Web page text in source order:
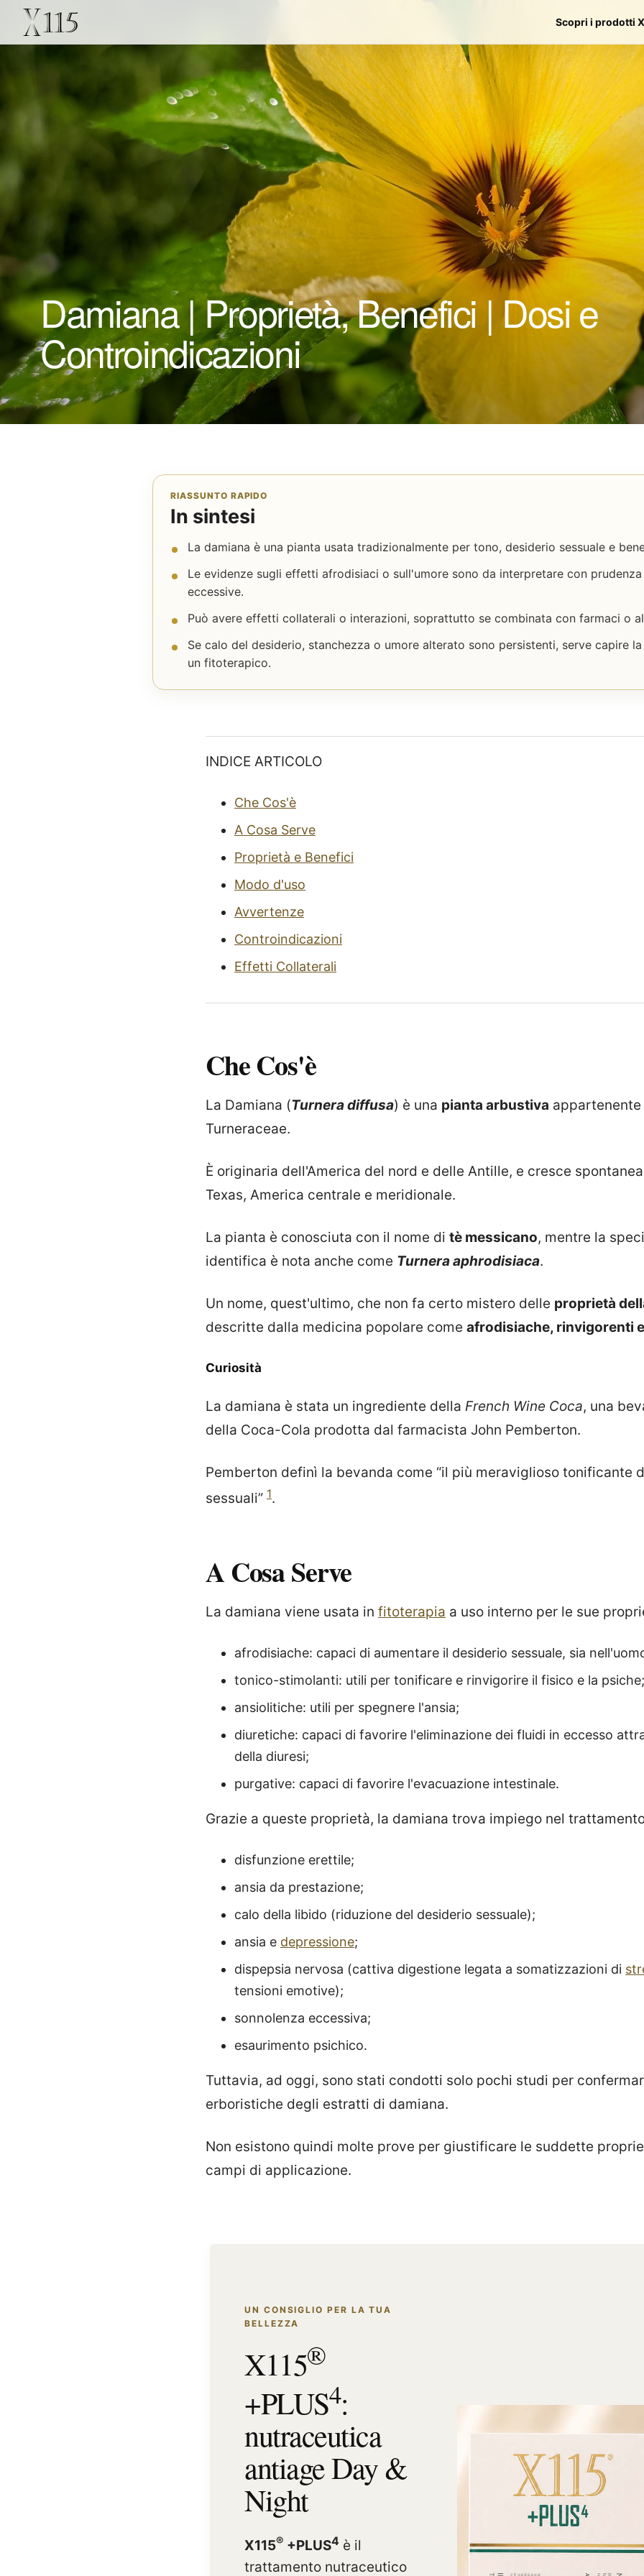
Scopri i prodotti
Damiana | Proprietà, Benefici | Dosi e
Controindicazioni
RIASSUNTO RAPIDO
In sintesi
La damiana è una pianta usata tradizionalmente per tono, desiderio sessuale e
Le evidenze sugli effetti afrodisiaci o sull'umore sono da interpretare con
eccessive.
Può avere effetti collaterali o interazioni, soprattutto se combinata con farmaci o
Se calo del desiderio, stanchezza o umore alterato sono persistenti, serve capire
un fitoterapico.
INDICE ARTICOLO
Che Cos'è
A Cosa Serve
Proprietà e Benefici
Modo d'uso
Avvertenze
Controindicazioni
Effetti Collaterali
Che Cos'è
La Damiana (Turnera diffusa) è una pianta arbustiva
Turneraceae.
È originaria dell'America del nord e delle Antille, e cresce
Texas, America centrale e meridionale.
La pianta è conosciuta con il nome di tè messicano, mentre la
identifica è nota anche come Turnera aphrodisiaca.
Un nome, quest'ultimo, che non fa certo mistero delle proprietà
descritte dalla medicina popolare come afrodisiache, rinvigorenti
Curiosità
La damiana è stata un ingrediente della French Wine Coca, una
della Coca-Cola prodotta dal farmacista John Pemberton.
Pemberton definì la bevanda come “il più meraviglioso tonificante
sessuali” 1.
A Cosa Serve
La damiana viene usata in fitoterapia a uso interno per le sue
afrodisiache: capaci di aumentare il desiderio sessuale, sia
tonico-stimolanti: utili per tonificare e rinvigorire il fisico e la psiche;
ansiolitiche: utili per spegnere l'ansia;
diuretiche: capaci di favorire l'eliminazione dei fluidi in eccesso
della diuresi;
purgative: capaci di favorire l'evacuazione intestinale.
Grazie a queste proprietà, la damiana trova impiego nel
disfunzione erettile;
ansia da prestazione;
calo della libido (riduzione del desiderio sessuale);
ansia e depressione;
dispepsia nervosa (cattiva digestione legata a somatizzazioni di
tensioni emotive);
sonnolenza eccessiva;
esaurimento psichico.
Tuttavia, ad oggi, sono stati condotti solo pochi studi per
erboristiche degli estratti di damiana.
Non esistono quindi molte prove per giustificare le suddette
campi di applicazione.
UN CONSIGLIO PER LA TUA
BELLEZZA
X115®
+PLUS4:
nutraceutica
antiage Day &
Night
X115® +PLUS4 è il
trattamento nutraceutico